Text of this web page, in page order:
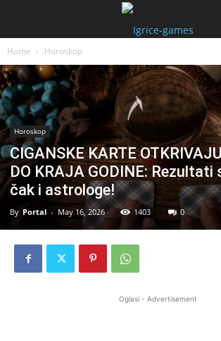
Home Horoskop
Horoskop
CIGANSKE KARTE
DO KRAJA GODINE: Rezultati
čak i astrologe!
By Portal - May 16, 2026 1403 0
Oglasi - Advertisement